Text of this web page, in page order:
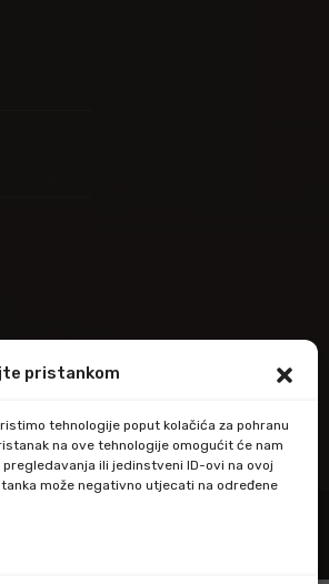
pristankom
tehnologije poput kolačića za pohranu
na ove tehnologije omogućit će nam
ili jedinstveni ID-ovi na ovoj
može negativno utjecati na određene